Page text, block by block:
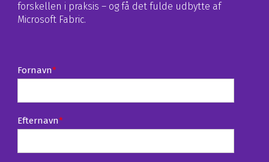
forskellen i praksis – og få det fulde udbytte af
Microsoft Fabric.
Fornavn*
Efternavn*